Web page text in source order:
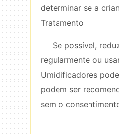
determinar se a
Tratamento
Se possível,
regularmente ou
Umidificadores
podem ser
sem o